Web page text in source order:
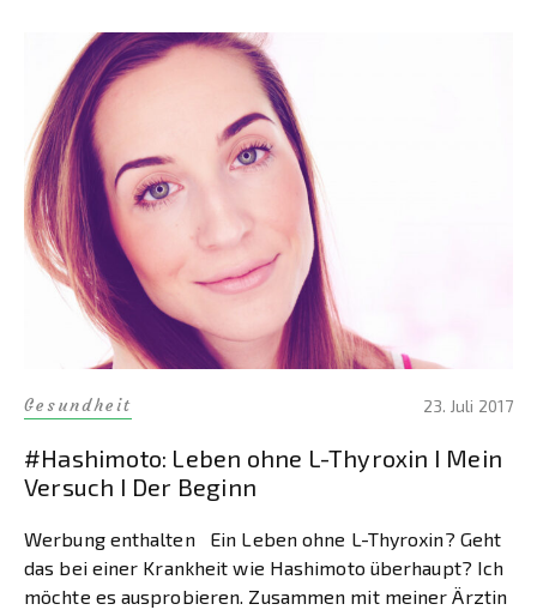
Gesundheit 23. Juli 2017
#Hashimoto: Leben ohne L-Thyroxin I Mein
Versuch I Der Beginn
Werbung enthalten Ein Leben ohne L-Thyroxin? Geht
das bei einer Krankheit wie Hashimoto überhaupt? Ich
möchte es ausprobieren. Zusammen mit meiner Ärztin